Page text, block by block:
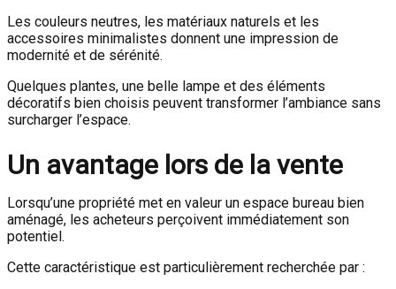
Les couleurs neutres, les matériaux naturels et les
accessoires minimalistes donnent une impression de
modernité et de sérénité.
Quelques plantes, une belle lampe et des éléments
décoratifs bien choisis peuvent transformer l’ambiance sans
surcharger l’espace.
Un avantage lors de la vente
Lorsqu’une propriété met en valeur un espace bureau bien
aménagé, les acheteurs perçoivent immédiatement son
potentiel.
Cette caractéristique est particulièrement recherchée par :